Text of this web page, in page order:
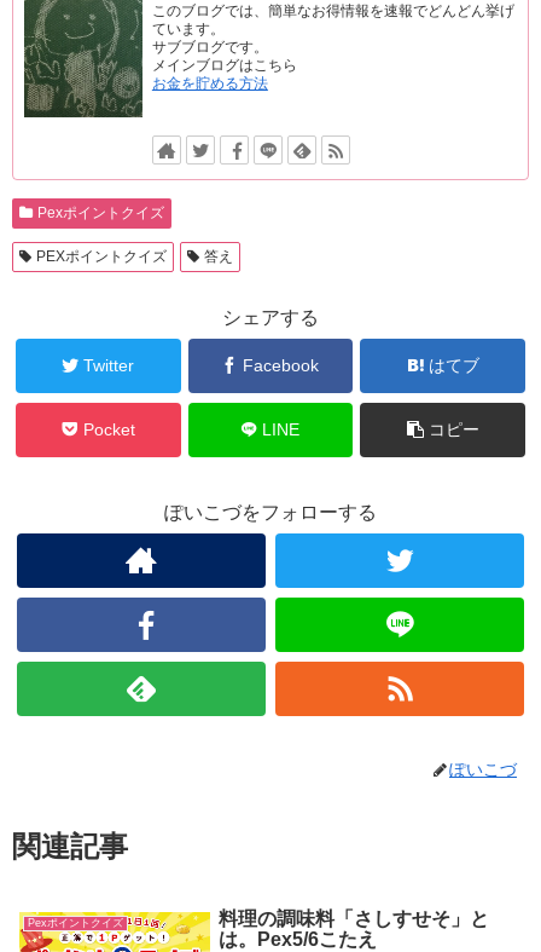
このブログでは、簡単なお得情報を速報でどんどん挙げ
ています。
サブブログです。
メインブログはこちら
お金を貯める方法
Pexポイントクイズ
PEXポイントクイズ 答え
シェアする
Twitter Facebook はてブ
Pocket LINE コピー
ぽいこづをフォローする
ぽいこづ
関連記事
Pexポイントクイズ
料理の調味料「さしすせそ」と
は。Pex5/6こたえ